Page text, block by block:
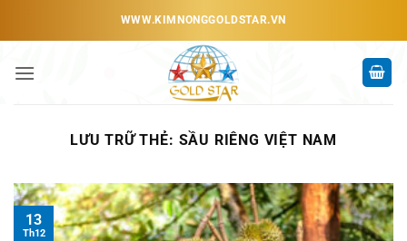
dung
WWW.KIMNONGGOLDSTAR.VN
LƯU TRỮ THẺ: SẦU RIÊNG VIỆT NAM
13
Th12